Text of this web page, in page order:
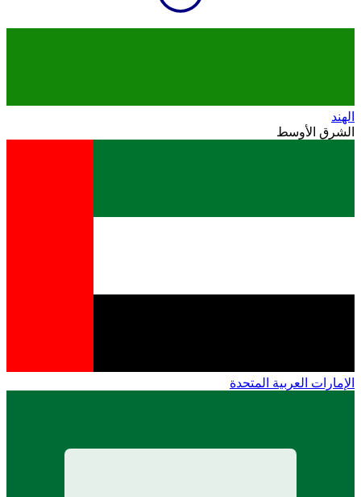
الهند
الشرق الأوسط
الإمارات العربية المتحدة